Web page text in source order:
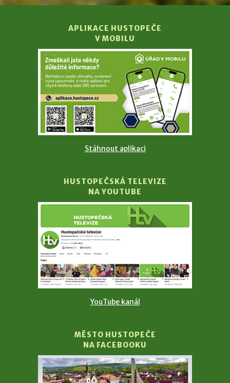
APLIKACE HUSTOPEČE
V MOBILU
Stáhnout aplikaci
HUSTOPEČSKÁ TELEVIZE
NA YOUTUBE
YouTube kanál
MĚSTO HUSTOPEČE
NA FACEBOOKU